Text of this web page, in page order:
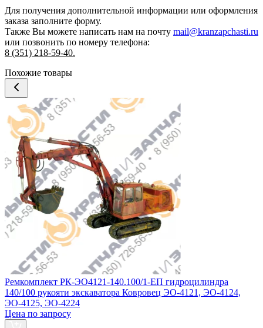
Для получения дополнительной информации или оформления
заказа заполните форму.
Также Вы можете написать нам на почту mail@kranzapchasti.ru
или позвонить по номеру телефона:
8 (351) 218-59-40.
Похожие товары
Ремкомплект РК-ЭО4121-140.100/1-ЕП гидроцилиндра
140/100 рукояти экскаватора Ковровец ЭО-4121, ЭО-4124,
ЭО-4125, ЭО-4224
Цена по запросу